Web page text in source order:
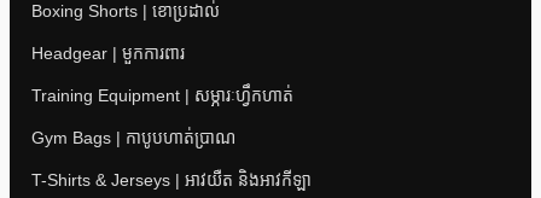
Boxing Shorts | ខោប្រដាល់
Headgear | មួកការពារ
Training Equipment | សម្ភារៈហ្វឹកហាត់
Gym Bags | កាបូបហាត់ប្រាណ
T-Shirts & Jerseys | អាវយឺត និងអាវកីឡា